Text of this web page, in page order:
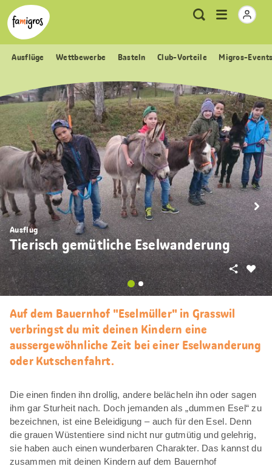
Sprungmarken
Navigation
Header
Logo
Meta
Navigation
Suche
Menu
öffnen
Ausflüge Wettbewerbe Basteln Club-Vorteile Migros-
Ausflug
Tierisch gemütliche Eselwanderung
Als
Teilen
Auf dem Bauernhof "Eselmüller" in Grasswil
verbringst du mit deinen Kindern eine
aussergewöhnliche Zeit bei einer Eselwanderung
oder Kutschenfahrt.
Die einen finden ihn drollig, andere belächeln ihn oder sagen
ihm gar Sturheit nach. Doch jemanden als „dummen Esel“ zu
bezeichnen, ist eine Beleidigung – auch für den Esel. Denn
die grauen Wüstentiere sind nicht nur gutmütig und gelehrig,
sie haben auch einen wunderbaren Charakter. Das kannst du
zusammen mit deinen Kindern auf dem Bauernhof